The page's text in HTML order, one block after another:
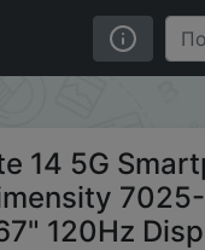
7025-Ultra 45W
14 5G
120Hz